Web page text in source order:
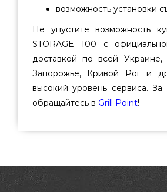
возможность установки
Не упустите возможность
STORAGE 100 с
доставкой по всей
Запорожье, Кривой Рог и
высокий уровень сервиса.
обращайтесь в Grill Point!